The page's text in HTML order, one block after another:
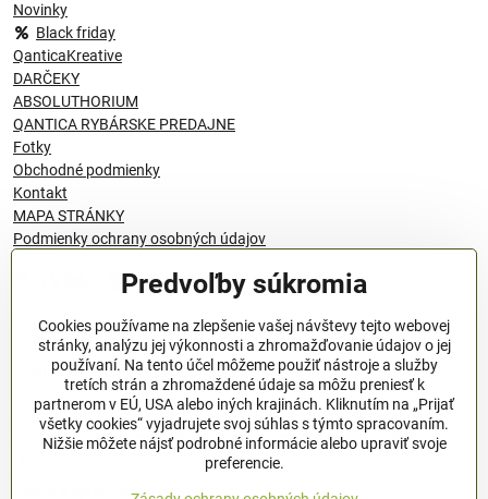
Novinky
Black friday
QanticaKreative
DARČEKY
ABSOLUTHORIUM
QANTICA RYBÁRSKE PREDAJNE
Fotky
Obchodné podmienky
Kontakt
MAPA STRÁNKY
Podmienky ochrany osobných údajov
© 1996 - 2024 QANTICA S.R.O
Podmienky ochrany osobných údajov
OBCHODNÉ PODMIENKY
Všeobecné nariadenie o bezpečnosti produktov (GPSR), Regulation
Pravidlá spracovania recenzií
Predvoľby súkromia
Cookies používame na zlepšenie vašej návštevy tejto webovej
stránky, analýzu jej výkonnosti a zhromažďovanie údajov o jej
používaní. Na tento účel môžeme použiť nástroje a služby
tretích strán a zhromaždené údaje sa môžu preniesť k
partnerom v EÚ, USA alebo iných krajinách. Kliknutím na „Prijať
všetky cookies“ vyjadrujete svoj súhlas s týmto spracovaním.
Nižšie môžete nájsť podrobné informácie alebo upraviť svoje
preferencie.